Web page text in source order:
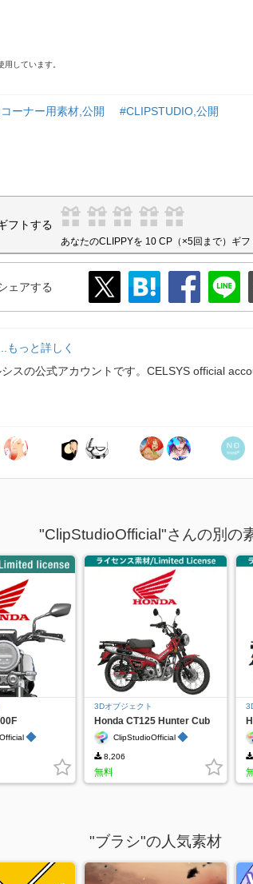
しています。
ーナー用素材,公開 #CLIPSTUDIO,公開
フトする
あなたのCLIPPYを 10 CP（×5回まで）ギ
ェアする
...もっと詳しく
スの公式アカウントです。CELSYS official
"ClipStudioOfficial"さんの別の
◆
3Dオブジェクト
Honda CT125 Hunter Cub
Red
ClipStudioOfficial◆
8,206
無料
"ブラシ"の人気素材